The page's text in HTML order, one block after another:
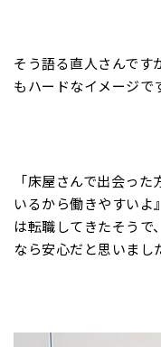
そう語る直人さんです
もハードなイメージで
「床屋さんで出会っ
いるから働きやすいよ
は転職してきたそうで
なら安心だと思いまし